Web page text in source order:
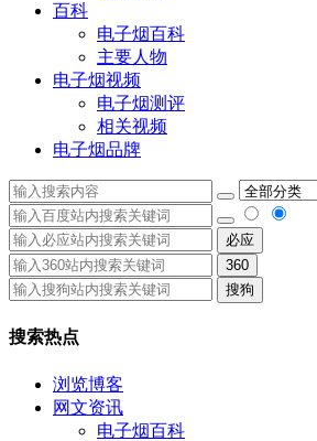
百科
电子烟百科
主要人物
电子烟视频
电子烟测评
相关视频
电子烟品牌
必应
360
搜狗
搜索热点
浏览博客
网文资讯
电子烟百科